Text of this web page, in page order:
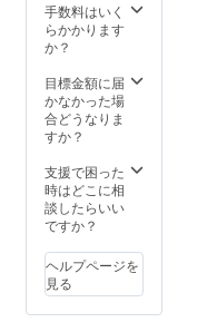
手数料はいく
らかかります
か？
目標金額に届
かなかった場
合どうなりま
すか？
支援で困った
時はどこに相
談したらいい
ですか？
ヘルプページを
見る